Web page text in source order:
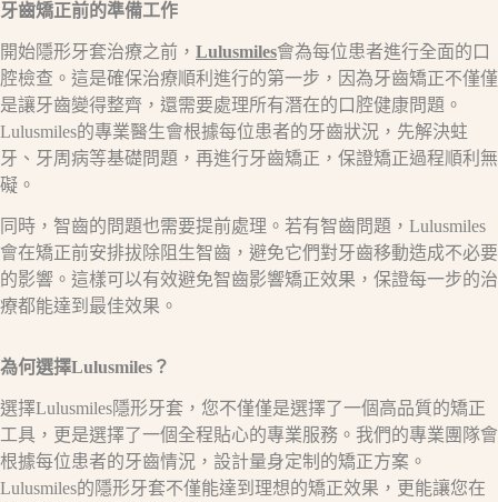
牙齒矯正前的準備工作
開始隱形牙套治療之前， Lulusmiles會為每位患者進行全面的口
腔檢查。這是確保治療順利進行的第一步，因為牙齒矯正不僅僅
是讓牙齒變得整齊，還需要處理所有潛在的口腔健康問題。
Lulusmiles的專業醫生會根據每位患者的牙齒狀況，先解決蛀
牙、牙周病等基礎問題，再進行牙齒矯正，保證矯正過程順利無
礙。
同時，智齒的問題也需要提前處理。若有智齒問題，Lulusmiles
會在矯正前安排拔除阻生智齒，避免它們對牙齒移動造成不必要
的影響。這樣可以有效避免智齒影響矯正效果，保證每一步的治
療都能達到最佳效果。
為何選擇Lulusmiles？
選擇Lulusmiles隱形牙套，您不僅僅是選擇了一個高品質的矯正
工具，更是選擇了一個全程貼心的專業服務。我們的專業團隊會
根據每位患者的牙齒情況，設計量身定制的矯正方案。
Lulusmiles的隱形牙套不僅能達到理想的矯正效果，更能讓您在